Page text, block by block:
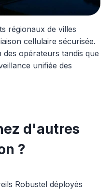
régionaux de villes
cellulaire sécurisée.
des opérateurs tandis que
unifiée des
d'autres
?
Robustel déployés